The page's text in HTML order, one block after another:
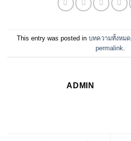
This entry was posted in บทความทั้งหมด
permalink
ADMIN